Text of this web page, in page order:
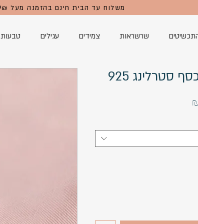
שרשראות צמידים עגילים טבעות
משלוח עד הבית חינם בהזמנה מעל 299₪
סטרלינג 925